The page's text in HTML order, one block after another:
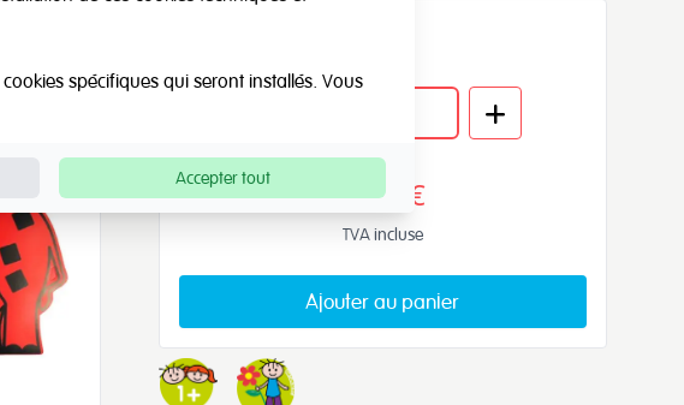
42,57€
TVA incluse
Ajouter au panier
spécifiques qui seront installés. Vous
Accepter tout